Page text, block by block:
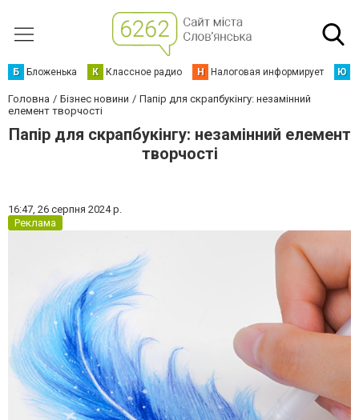
Б Бложенька К Классное радио Н Налоговая информирует Ю
Головна Бізнес новини
Папір для скрапбукінгу: незамінний
елемент творчості
Папір для скрапбукінгу: незамінний елемент
творчості
16:47, 26 серпня 2024 р.
Реклама